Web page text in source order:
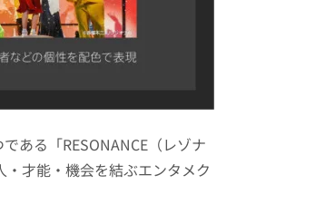
ある「RESONANCE（レゾナ
才能・機会を結ぶエンタメク